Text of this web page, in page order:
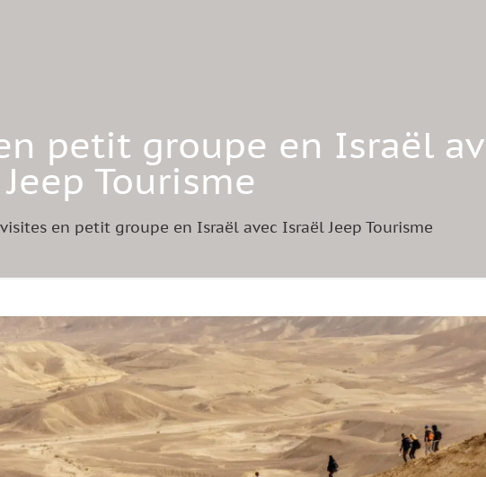
petit groupe en Israël
Jeep Tourisme
en petit groupe en Israël avec Israël Jeep Tourisme